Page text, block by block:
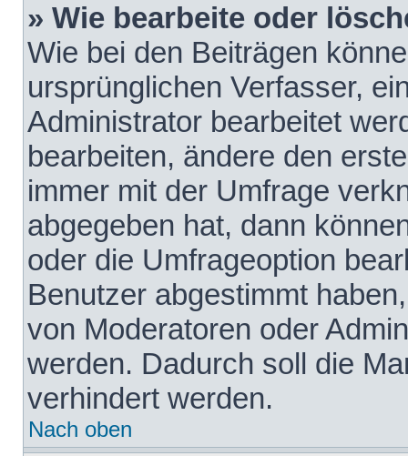
» Wie bearbeite oder
Wie bei den Beiträgen
ursprünglichen Verfasser,
Administrator bearbeitet
bearbeiten, ändere den
immer mit der Umfrage
abgegeben hat, dann
oder die Umfrageoption
Benutzer abgestimmt
von Moderatoren oder
werden. Dadurch soll die
verhindert werden.
Nach oben